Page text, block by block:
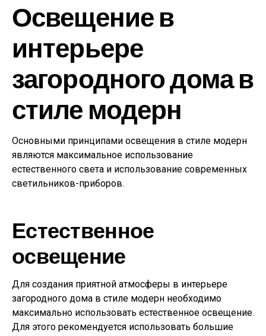
Освещение в
интерьере
загородного дома в
стиле модерн
Основными принципами освещения в стиле модерн
являются максимальное использование
естественного света и использование современных
светильников-приборов.
Естественное
освещение
Для создания приятной атмосферы в интерьере
загородного дома в стиле модерн необходимо
максимально использовать естественное освещение.
Для этого рекомендуется использовать большие